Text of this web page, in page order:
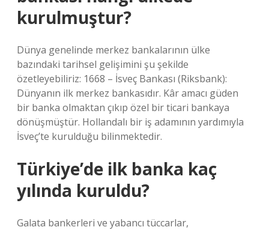
kurulmuştur?
Dünya genelinde merkez bankalarının ülke
bazındaki tarihsel gelişimini şu şekilde
özetleyebiliriz: 1668 – İsveç Bankası (Riksbank):
Dünyanın ilk merkez bankasıdır. Kâr amacı güden
bir banka olmaktan çıkıp özel bir ticari bankaya
dönüşmüştür. Hollandalı bir iş adamının yardımıyla
İsveç’te kurulduğu bilinmektedir.
Türkiye’de ilk banka kaç
yılında kuruldu?
Galata bankerleri ve yabancı tüccarlar,